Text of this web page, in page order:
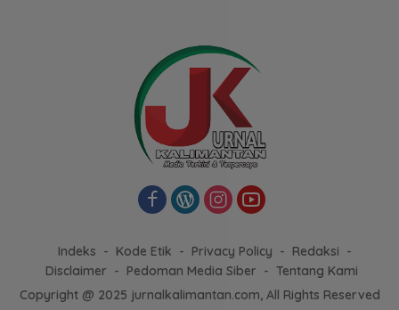
Indeks Kode Etik Privacy Policy
Redaksi
Disclaimer
Pedoman Media Siber
Tentang Kami
Copyright @ 2025 jurnalkalimantan.com, All Rights Reserved